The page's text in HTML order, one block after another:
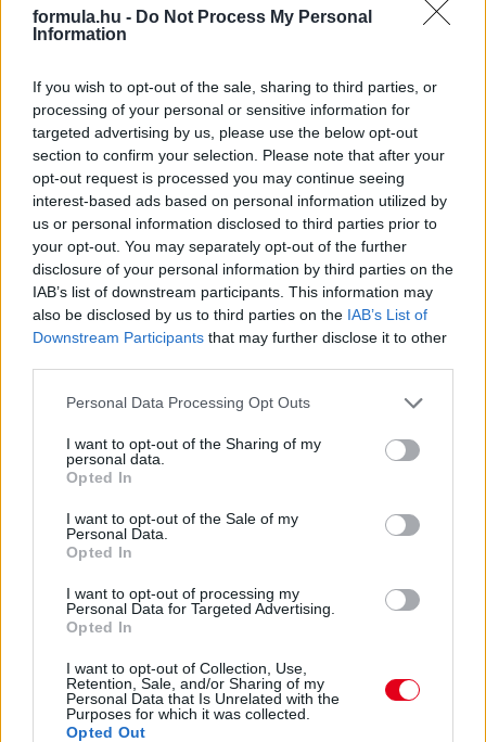
formula.hu - Do Not Process My Personal
Information
If you wish to opt-out of the sale, sharing to third parties, or
processing of your personal or sensitive information for
targeted advertising by us, please use the below opt-out
section to confirm your selection. Please note that after your
opt-out request is processed you may continue seeing
interest-based ads based on personal information utilized by
us or personal information disclosed to third parties prior to
your opt-out. You may separately opt-out of the further
disclosure of your personal information by third parties on the
IAB’s list of downstream participants. This information may
also be disclosed by us to third parties on the IAB’s List of
Downstream Participants that may further disclose it to other
Please note that this website/app uses one or more Google
not limited to your visit or usage behaviour. You may click to
grant or deny consent to Google and its third-party tags to
use your data for below specified purposes in below Google
consent section.
Personal Data Processing Opt Outs
I want to opt-out of the Sharing of my
personal data.
Opted In
I want to opt-out of the Sale of my
Personal Data.
Opted In
I want to opt-out of processing my
Personal Data for Targeted Advertising.
Opted In
I want to opt-out of Collection, Use,
Retention, Sale, and/or Sharing of my
Personal Data that Is Unrelated with the
Purposes for which it was collected.
Opted Out
2 napja
Montoya szerint Antonelli kedvessége sem segít
Russellen
3 napja
Hakkinen megtartaná a Norris-Piastri párost a
McLarennél, nem borítaná fel Verstappenért